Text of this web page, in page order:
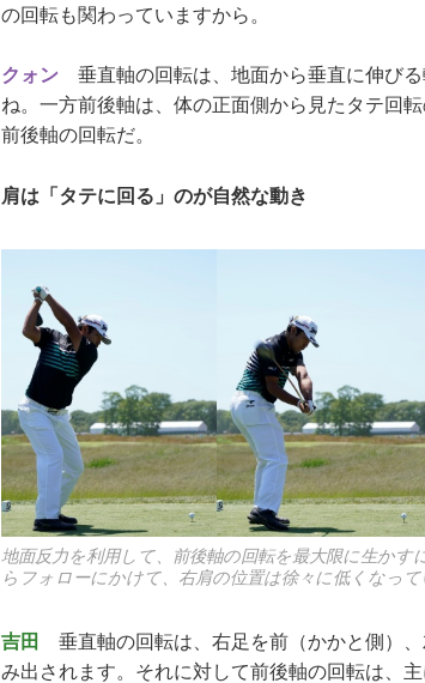
の回転も関わっていますから。
クォン 垂直軸の回転は、地面から垂直に伸び
ね。一方前後軸は、体の正面側から見たタテ回
前後軸の回転だ。
肩は「タテに回る」のが自然な動き
地面反力を利用して、前後軸の回転を最大限に生か
らフォローにかけて、右肩の位置は徐々に低くなっ
吉田
垂直軸の回転は、右足を前（かかと側）
み出されます。それに対して前後軸の回転は、